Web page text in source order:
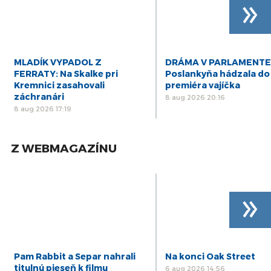
MLADÍK VYPADOL Z
FERRATY: Na Skalke pri
Kremnici zasahovali
záchranári
8 aug 2026 17:19
DRÁMA V
Poslankyňa hádzala do
premiéra vajíčka
8 aug 2026 20:16
»
Z WEBMAGAZÍNU
Pam Rabbit a Separ nahrali
titulnú pieseň k filmu
Na konci Oak Street
6 aug 2026 14:56
»